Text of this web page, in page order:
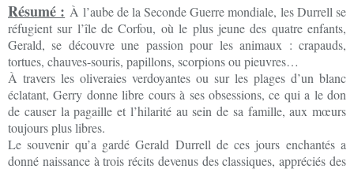
Résumé : À l’aube de la Seconde Guerre mondiale, les Durrell se
réfugient sur l’île de Corfou, où le plus jeune des quatre enfants,
Gerald, se découvre une passion pour les animaux : crapauds,
tortues, chauves-souris, papillons, scorpions ou pieuvres…
À travers les oliveraies verdoyantes ou sur les plages d’un blanc
éclatant, Gerry donne libre cours à ses obsessions, ce qui a le don
de causer la pagaille et l’hilarité au sein de sa famille, aux mœurs
toujours plus libres.
Le souvenir qu’a gardé Gerald Durrell de ces jours enchantés a
donné naissance à trois récits devenus des classiques, appréciés des